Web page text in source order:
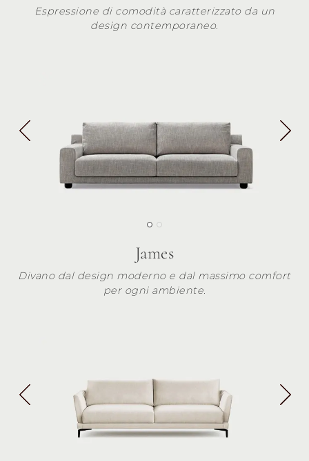
Espressione di comodità caratterizzato da un
design contemporaneo.
James
Divano dal design moderno e dal massimo comfort
per ogni ambiente.